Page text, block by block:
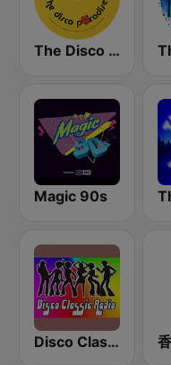
The Disco Paradise - T.K. Disco
Magic 90s
Disco Classic Radio